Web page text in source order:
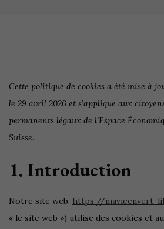
Cette politique de cookies a été mise à
le 29 avril 2026 et s’applique aux
permanents légaux de l’Espace
Suisse.
1. Introduction
Notre site web, https://mavieenvert-
« le site web ») utilise des cookies et